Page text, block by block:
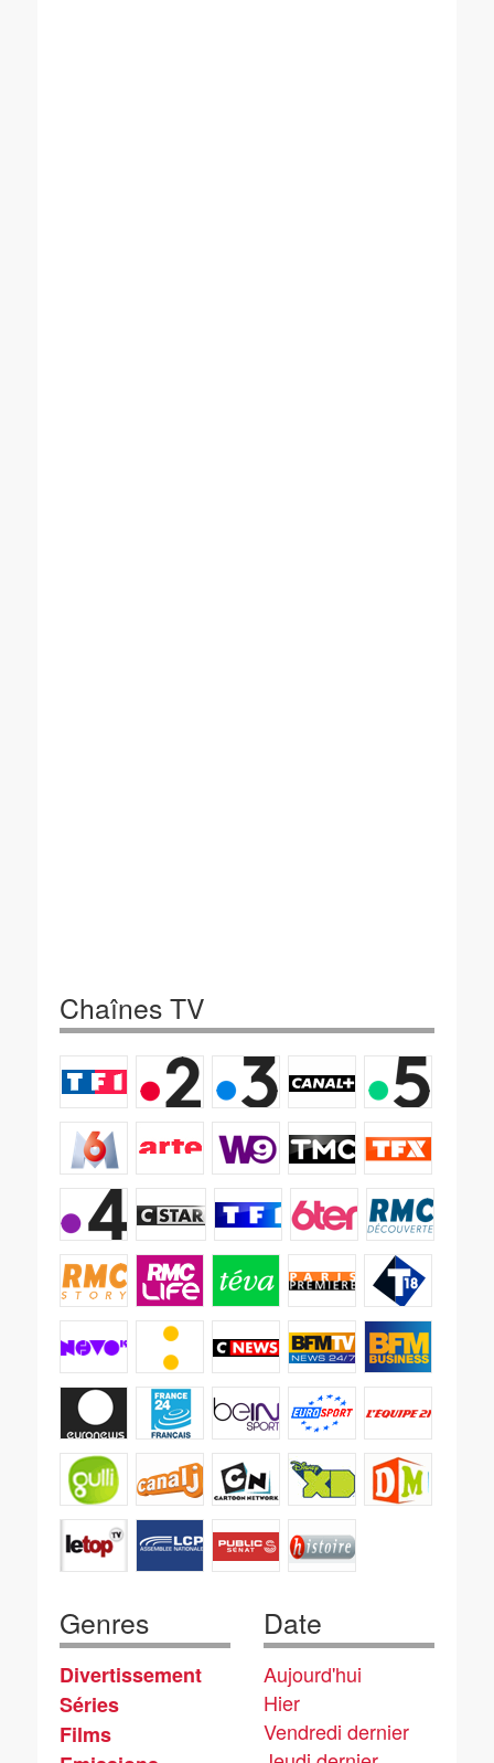
Chaînes TV
Genres
Divertissement
Séries
Films
Date
Aujourd'hui
Hier
Vendredi dernier